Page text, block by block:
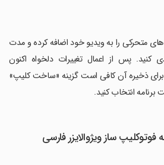
متحرکی را به ویديو خود اضافه کرده و مدت
کنید. پس از اعمال تغییرات دلخواه اکنون
ذخیره آن کافی است گزینه «ساخت کلیپ»
انتخاب کنید.
فوتوکلیپ ساز ویژوالایزر فارسی